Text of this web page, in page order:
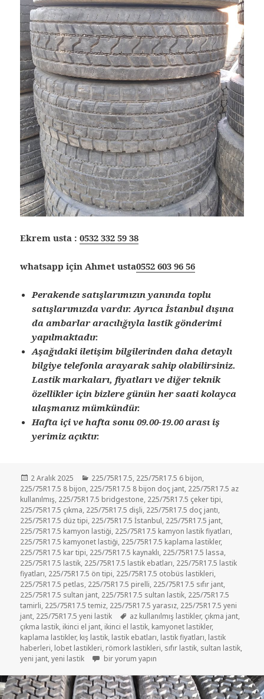
Ekrem usta :0532 332 59 38
whatsapp için Ahmet usta0552 603 96 56
Perakende satışlarımızın yanında toplu
satışlarımızda vardır. Ayrıca İstanbul dışına
da ambarlar aracılığıyla lastik gönderimi
yapılmaktadır.
Aşağıdaki iletişim bilgilerinden daha detaylı
bilgiye telefonla arayarak sahip olabilirsiniz.
Lastik markaları, fiyatları ve diğer teknik
özellikler için bizlere günün her saati kolayca
ulaşmanız mümkündür.
Hafta içi ve hafta sonu 09.00-19.00 arası iş
yerimiz açıktır.
Yayın
tarihi
2 Aralık 2025 Kategoriler
225/75R17.5, 225/75R17.5 6 bijon,
225/75R17.5 8 bijon, 225/75R17.5 8 bijon doç jant, 225/75R17.5 az
kullanılmış, 225/75R17.5 bridgestone, 225/75R17.5 çeker tipi,
225/75R17.5 çıkma, 225/75R17.5 dişli, 225/75R17.5 doç jantı,
225/75R17.5 düz tipi, 225/75R17.5 İstanbul, 225/75R17.5 jant,
225/75R17.5 kamyon lastiği, 225/75R17.5 kamyon lastik fiyatları,
225/75R17.5 kamyonet lastiği, 225/75R17.5 kaplama lastikler,
225/75R17.5 kar tipi, 225/75R17.5 kaynaklı, 225/75R17.5 lassa,
225/75R17.5 lastik, 225/75R17.5 lastik ebatları, 225/75R17.5 lastik
fiyatları, 225/75R17.5 ön tipi, 225/75R17.5 otobüs lastikleri,
225/75R17.5 petlas, 225/75R17.5 pirelli, 225/75R17.5 sıfır jant,
225/75R17.5 sultan jant, 225/75R17.5 sultan lastik, 225/75R17.5
tamirli, 225/75R17.5 temiz, 225/75R17.5 yarasız, 225/75R17.5 yeni
jant, 225/75R17.5 yeni lastik Etiketler
az kullanılmış lastikler, çıkma jant,
çıkma lastik, ikinci el jant, ikinci el lastik, kamyonet lastikler,
kaplama lastikler, kış lastik, lastik ebatları, lastik fiyatları, lastik
haberleri, lobet lastikleri, römork lastikleri, sıfır lastik, sultan lastik,
yeni jant,yeni lastik İKİNCİ EL LASTİK 225 75R17.5 ÇIKMA SULTAN
bir yorum yapın